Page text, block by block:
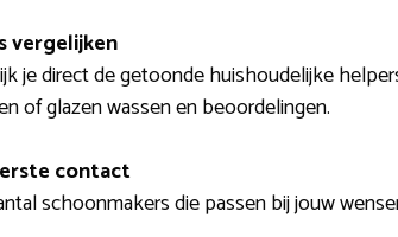
vergelijken
je direct de getoonde huishoudelijke
of glazen wassen en beoordelingen.
contact
schoonmakers die passen bij jouw